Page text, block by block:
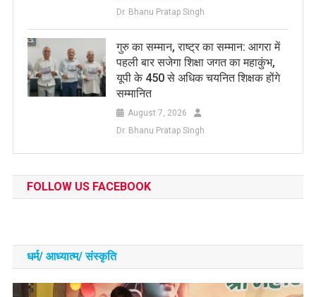
Dr. Bhanu Pratap Singh
​गुरु का सम्मान, राष्ट्र का सम्मान: आगरा में
पहली बार सजेगा शिक्षा जगत का महाकुंभ,
यूपी के 450 से अधिक चयनित शिक्षक होंगे
सम्मानित
August 7, 2026
Dr. Bhanu Pratap Singh
FOLLOW US FACEBOOK
धर्म/ आध्‍यात्‍म/ संस्‍कृति